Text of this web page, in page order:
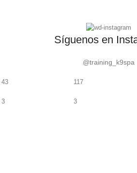
Síguenos en
@training_k9spa
43
3
117
3